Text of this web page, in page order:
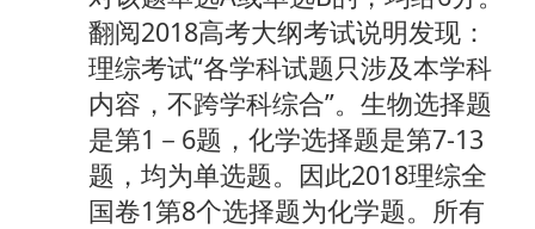
翻阅2018高考大纲考试说明发现：
理综考试“各学科试题只涉及本学科
内容，不跨学科综合”。生物选择题
是第1－6题，化学选择题是第7-13
题，均为单选题。因此2018理综全
国卷1第8个选择题为化学题。所有